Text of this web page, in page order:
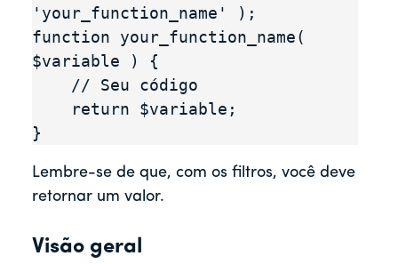
'your_function_name' );
function your_function_name(
$variable ) {
}
Lembre-se de que, com os filtros, você deve
retornar um valor.
Visão geral